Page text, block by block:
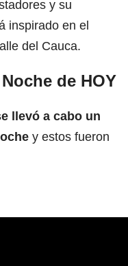
y su
inspirado en el
del Cauca.
de HOY
llevó a cabo un
y estos fueron